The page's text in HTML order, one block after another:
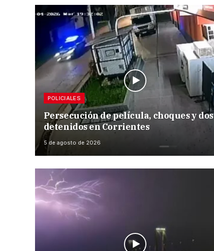
POLICIALES
Persecución de película, choques y dos
detenidos en Corrientes
5 de agosto de 2026